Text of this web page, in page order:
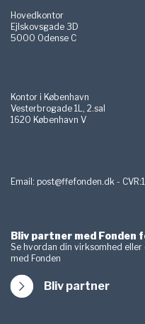
Hovedkontor
Ejlskovsgade 3D
5000 Odense C
Kontor i København
Vesterbrogade 1L, 2.sal
1620 København V
Email: post@ffefonden.dk -
Bliv partner med
Se hvordan din virksomhed
med Fonden
Bliv partner